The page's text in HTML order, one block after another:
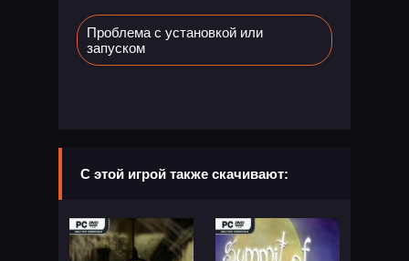
Проблема с установкой или
запуском
С этой игрой также скачивают: